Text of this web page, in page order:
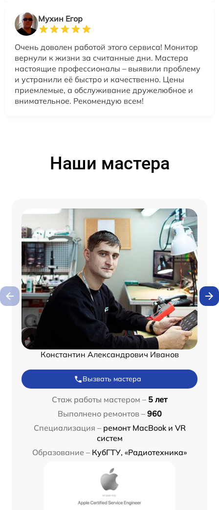
Мухин Егор
Очень доволен работой этого сервиса! Монитор
вернули к жизни за считанные дни. Мастера
настоящие профессионалы – выявили проблему
и устранили её быстро и качественно. Цены
приемлемые, а обслуживание дружелюбное и
внимательное. Рекомендую всем!
Наши мастера
Константин Александрович Иванов
Вызвать мастера
Стаж работы мастером – 5 лет
Выполнено ремонтов – 960
Специализация – ремонт MacBook и VR
систем
Образование – КубГТУ, «Радиотехника»